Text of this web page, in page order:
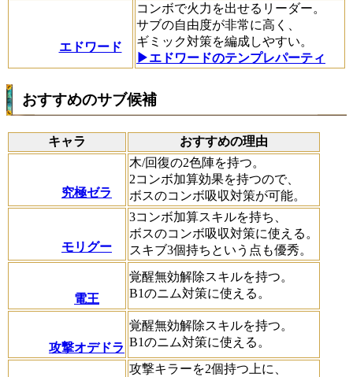
エドワード
コンボで火力を出せるリーダー。
サブの自由度が非常に高く、
ギミック対策を編成しやすい。
▶エドワードのテンプレパーティ
おすすめのサブ候補
キャラ おすすめの理由
究極ゼラ
木/回復の2色陣を持つ。
2コンボ加算効果を持つので、
ボスのコンボ吸収対策が可能。
モリグー
3コンボ加算スキルを持ち、
ボスのコンボ吸収対策に使える。
スキブ3個持ちという点も優秀。
電王
覚醒無効解除スキルを持つ。
B1のニム対策に使える。
攻撃オデドラ
覚醒無効解除スキルを持つ。
B1のニム対策に使える。
攻撃キラーを2個持つ上に、